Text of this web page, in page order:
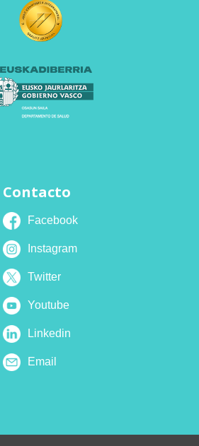
Contacto
Facebook
Instagram
Twitter
Youtube
Linkedin
Email